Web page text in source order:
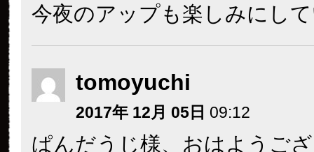
今夜のアップも楽しみにし
tomoyuchi
2017年 12月 05日 09:12
ぱんだうじ様、おはようご